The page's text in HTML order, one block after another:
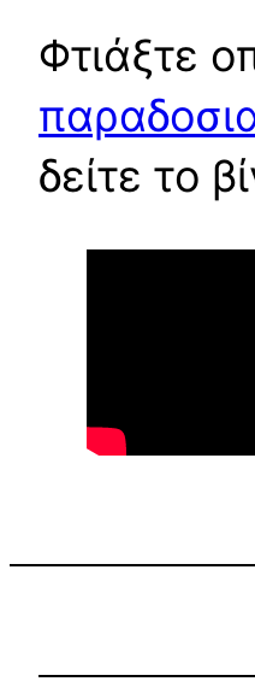
Φτιάξτε
δείτε το